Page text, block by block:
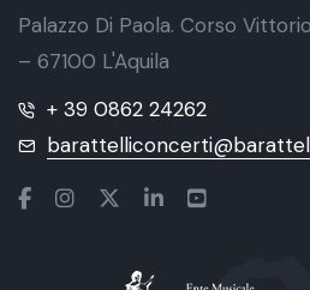
Palazzo Di Paola. Corso
– 67100 L'Aquila
+ 39 0862 24262